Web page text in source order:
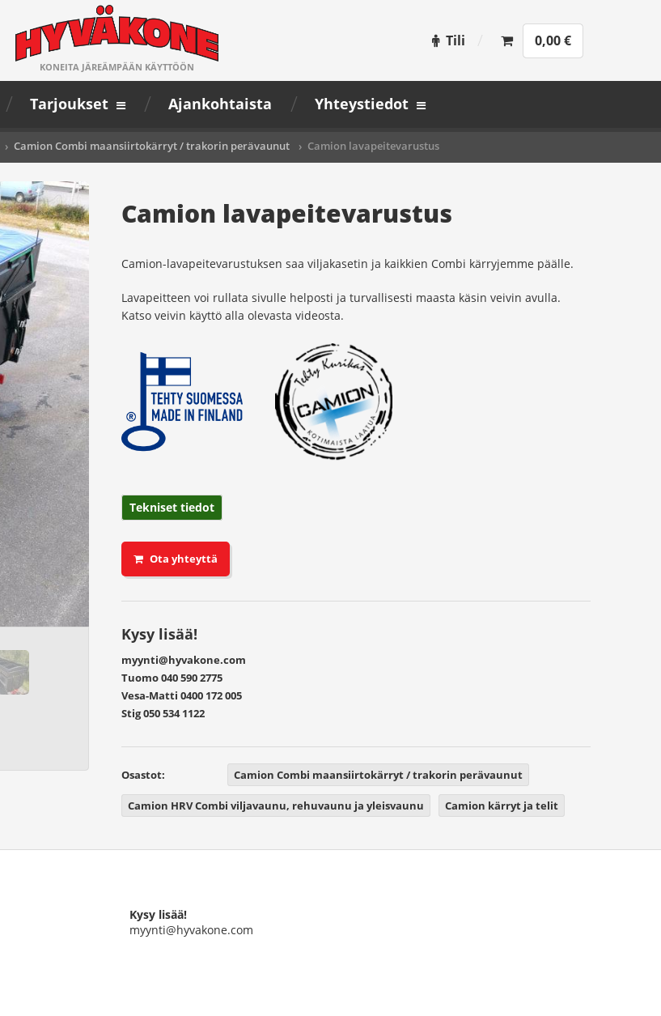
KONEITA JÄREÄMPÄÄN KÄYTTÖÖN
Tili 0,00€
Tarjoukset Ajankohtaista Yhteystiedot
› Camion Combi maansiirtokärryt / trakorin perävaunut › Camion lavapeitevarustus
Camion lavapeitevarustus
Camion-lavapeitevarustuksen saa viljakasetin ja kaikkien Combi kärryjemme päälle.
Lavapeitteen voi rullata sivulle helposti ja turvallisesti maasta käsin veivin avulla.
Katso veivin käyttö alla olevasta videosta.
Tekniset tiedot
Ota yhteyttä
Kysy lisää!
myynti@hyvakone.com
Tuomo040 590 2775
Vesa-Matti 0400 172 005
Stig050 534 1122
Osastot: Camion Combi maansiirtokärryt / trakorin perävaunut
Camion HRV Combi viljavaunu, rehuvaunu ja yleisvaunu Camion kärryt ja telit
Kysy lisää!
myynti@hyvakone.com